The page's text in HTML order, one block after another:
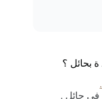
بحائل ؟
في حائل .